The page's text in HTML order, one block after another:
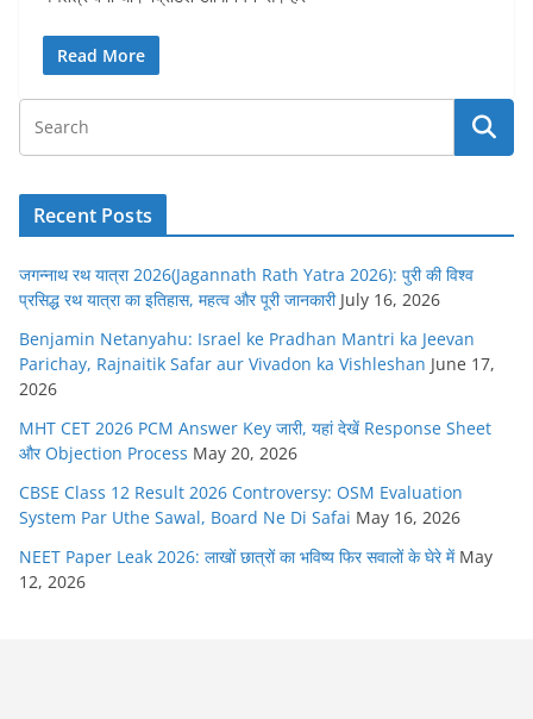
Read More
Recent Posts
जगन्नाथ रथ यात्रा 2026(Jagannath Rath Yatra 2026): पुरी की विश्व
प्रसिद्ध रथ यात्रा का इतिहास, महत्व और पूरी जानकारी July 16, 2026
Benjamin Netanyahu: Israel ke Pradhan Mantri ka Jeevan
Parichay, Rajnaitik Safar aur Vivadon ka Vishleshan June 17,
2026
MHT CET 2026 PCM Answer Key जारी, यहां देखें Response Sheet
और Objection Process May 20, 2026
CBSE Class 12 Result 2026 Controversy: OSM Evaluation
System Par Uthe Sawal, Board Ne Di Safai May 16, 2026
NEET Paper Leak 2026: लाखों छात्रों का भविष्य फिर सवालों के घेरे में May
12, 2026